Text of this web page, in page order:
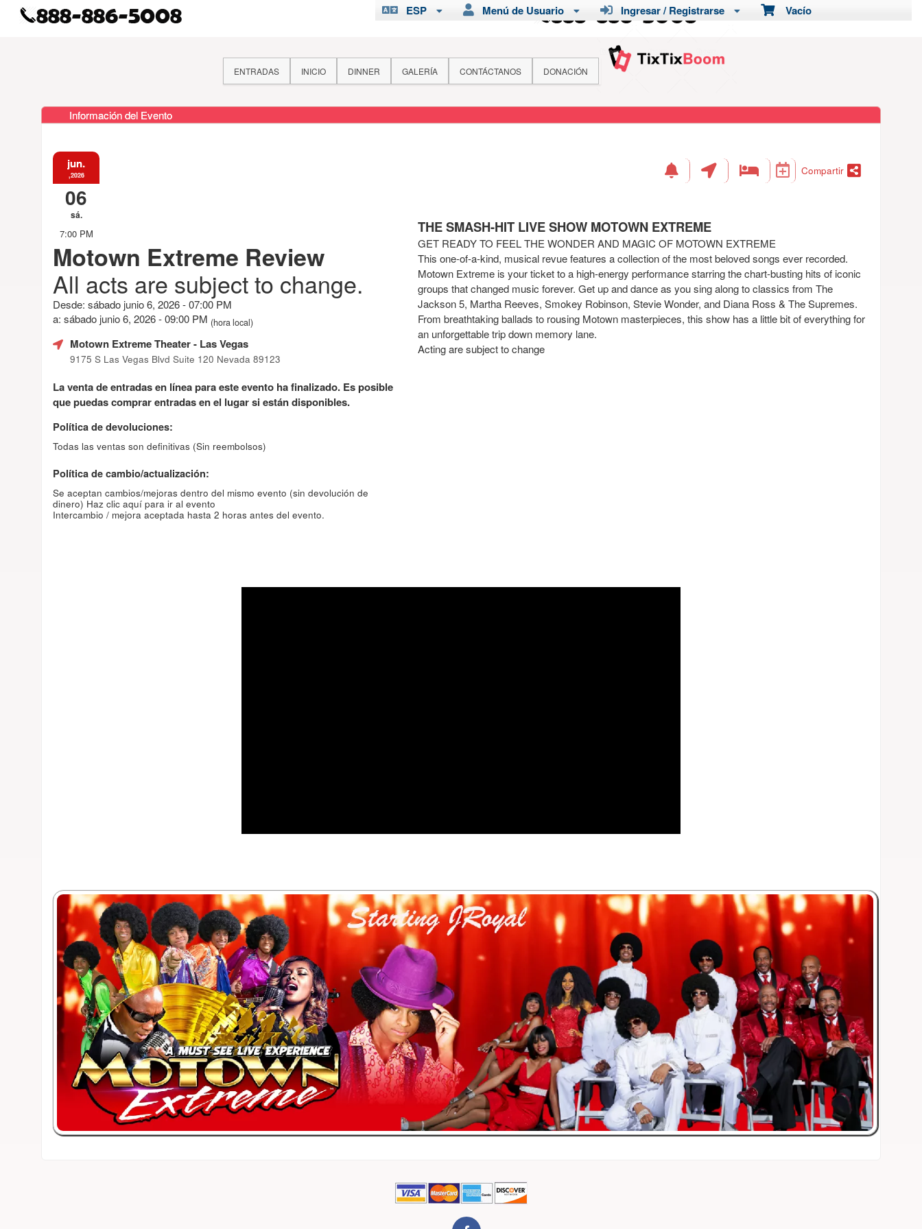
Vacío
Ingresar / Registrarse
Menú de Usuario
ESP
ENTRADAS INICIO DINNER GALERÍA CONTÁCTANOS DONACIÓN
Información del Evento
jun.
,2026
06
sá.
7:00 PM
Motown Extreme Review
All acts are subject to change.
Desde: sábado junio 6, 2026 - 07:00 PM
a: sábado junio 6, 2026 - 09:00 PM (hora local)
Motown Extreme Theater- Las Vegas
9175 S Las Vegas Blvd Suite 120 Nevada 89123
La venta de entradas en línea para este evento ha finalizado. Es posible
que puedas comprar entradas en el lugar si están disponibles.
Política de devoluciones:
Todas las ventas son definitivas (Sin reembolsos)
Política de cambio/actualización:
Se aceptan cambios/mejoras dentro del mismo evento (sin devolución de
dinero) Haz clic aquí para ir al evento
Intercambio / mejora aceptada hasta 2 horas antes del evento.
Compartir
THE SMASH-HIT LIVE SHOW MOTOWN EXTREME
GET READY TO FEEL THE WONDER AND MAGIC OF MOTOWN EXTREME
This one-of-a-kind, musical revue features a collection of the most beloved songs ever recorded.
Motown Extreme is your ticket to a high-energy performance starring the chart-busting hits of iconic
groups that changed music forever. Get up and dance as you sing along to classics from The
Jackson 5, Martha Reeves, Smokey Robinson, Stevie Wonder, and Diana Ross & The Supremes.
From breathtaking ballads to rousing Motown masterpieces, this show has a little bit of everything for
an unforgettable trip down memory lane.
Acting are subject to change